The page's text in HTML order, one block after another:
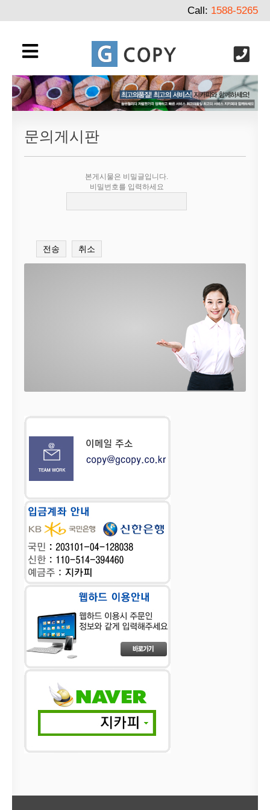
Call: 1588-5265
문의게시판
본게시물은 비밀글입니다.
비밀번호를 입력하세요